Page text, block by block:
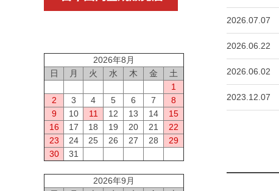
2026年8月
日
月 火 水 木 金
土
1
2
3 4 5 6 7
8
9
10 11 12 13 14
15
16
17 18 19 20 21
22
23
24 25 26 27 28
29
30
31
2026年9月
2026.07.07
2026.06.22
2026.06.02
2023.12.07